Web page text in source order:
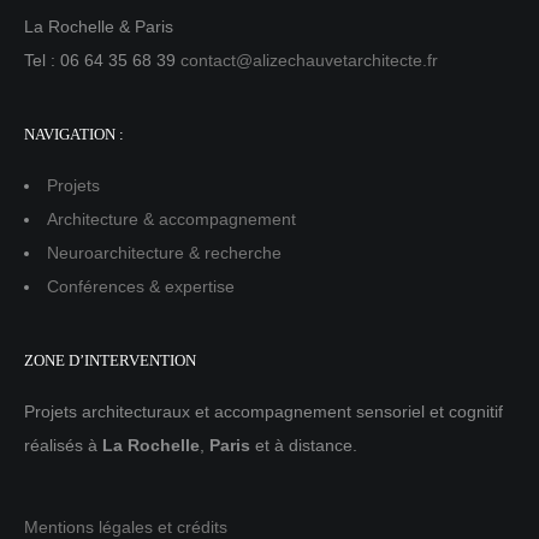
La Rochelle & Paris
Tel : 06 64 35 68 39 contact@alizechauvetarchitecte.fr
NAVIGATION :
Projets
Architecture & accompagnement
Neuroarchitecture & recherche
Conférences & expertise
ZONE D’INTERVENTION
Projets architecturaux et accompagnement sensoriel et cognitif
réalisés à La Rochelle Paris et à distance.
Mentions légales et crédits